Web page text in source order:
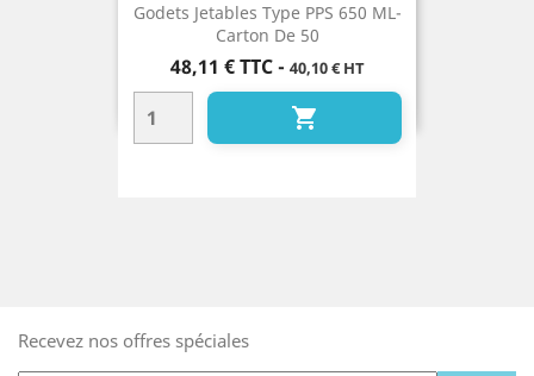
Godets Jetables Type PPS 650 ML-
Carton De 50
Prix
48,11 € TTC- 40,10 € HT

Recevez nos offres spéciales